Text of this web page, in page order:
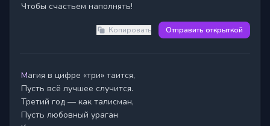
Чтобы счастьем наполнять!
Копировать Отправить открыткой
Магия в цифре «три» таится,
Пусть всё лучшее случится.
Третий год — как талисман,
Пусть любовный ураган